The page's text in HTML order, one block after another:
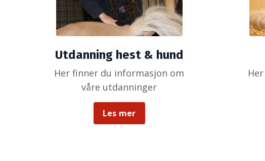
Utdanning hest & hund
Her finner du informasjon om
våre utdanninger
Les mer